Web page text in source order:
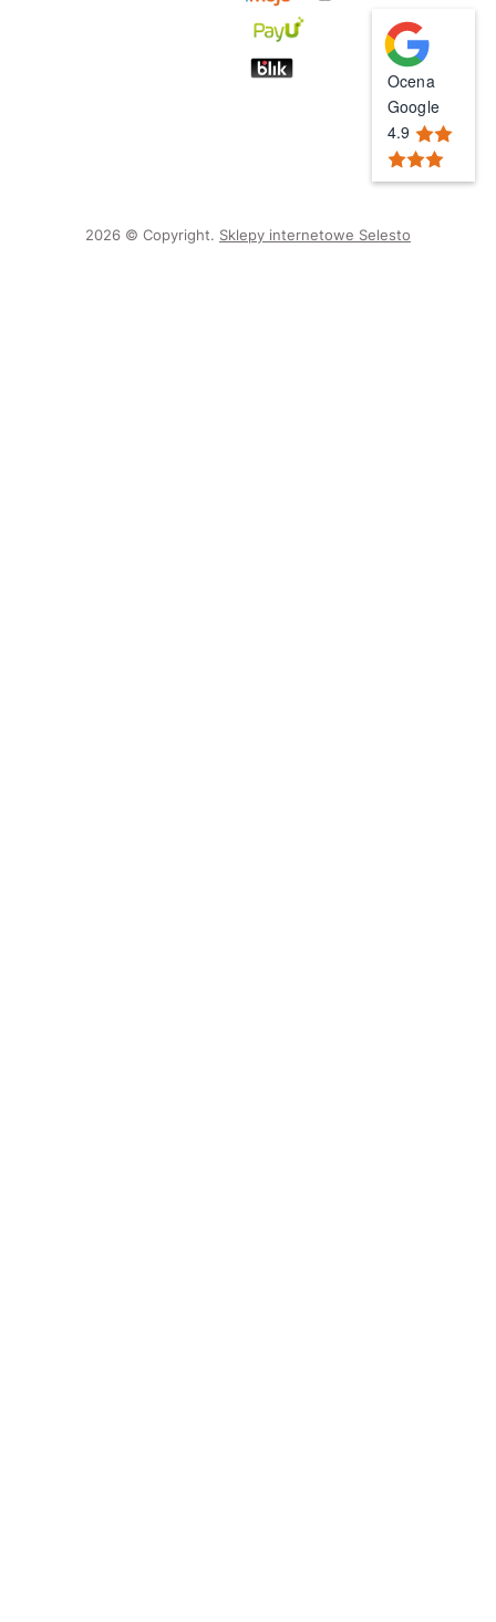
Ocena
Google
4.9
2026 © Copyright. Sklepy internetowe Selesto